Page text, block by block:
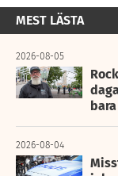
MEST LÄSTA
2026-08-05
2026-08-04